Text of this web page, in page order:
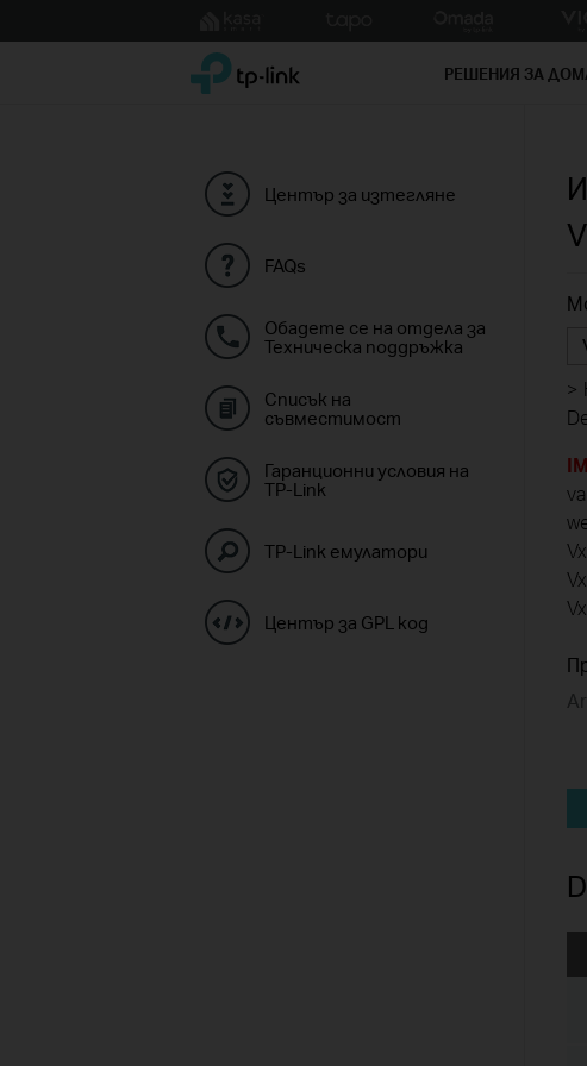
to
TP-Link, Reliably Smart РЕШЕНИЯ ЗА
Център за изтегляне
FAQs
Обадете се на отдела за
Техническа поддръжка
Списък на
съвместимост
Гаранционни условия на
TP-Link
TP-Link емулатори
Център за GPL код
>